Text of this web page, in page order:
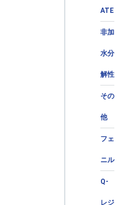
ATE
非加
水分
解性
その
他
フェ
ニル
Q-
レジ